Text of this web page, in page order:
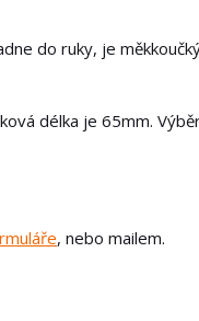
do ruky, je
délka je 65mm.
, nebo mailem.